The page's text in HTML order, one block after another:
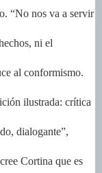
“No nos va a servir
ni el
al conformismo.
ilustrada: crítica
dialogante”,
Cortina que es